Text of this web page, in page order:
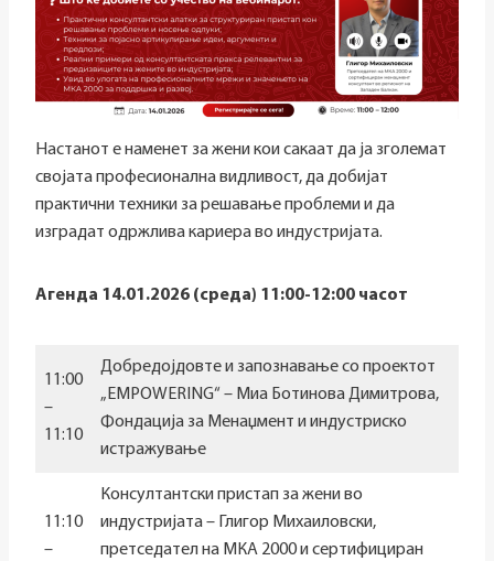
Настанот е наменет за жени кои сакаат да ја зголемат
својата професионална видливост, да добијат
практични техники за решавање проблеми и да
изградат одржлива кариера во индустријата.
Агенда 14.01.2026 (среда) 11:00-12:00 часот
11:00
–
11:10
Добредојдовте и запознавање со проектот
„EMPOWERING“ – Миа Ботинова Димитрова,
Фондација за Менаџмент и индустриско
истражување
11:10
–
Консултантски пристап за жени во
индустријата – Глигор Михаиловски,
претседател на МКА 2000 и сертифициран